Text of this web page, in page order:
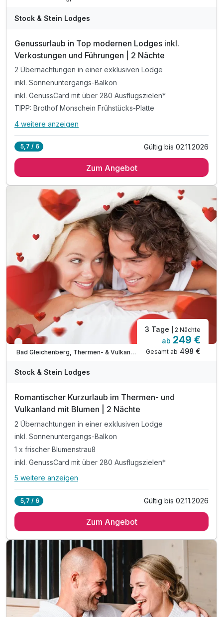
Stock & Stein Lodges
Genussurlaub in Top modernen Lodges inkl.
Verkostungen und Führungen | 2 Nächte
2 Übernachtungen in einer exklusiven Lodge
inkl. Sonnenuntergangs-Balkon
inkl. GenussCard mit über 280 Ausflugszielen*
TIPP: Brothof Monschein Frühstücks-Platte
Alle Inklusivleistungen
inkl. Sonnenuntergangs-Balkon
TIPP: Brothof Monschein Frühstücks-Platte
TIPP: Therme Bad Gleichenberg
TIPP: Brothof Monschein Frühstücks-Platte
TIPP: Saziani Stubn Straden
TIPP: Therme der Ruhe Bad Gleichenberg
4 weitere anzeigen
5,7 / 6 Gültig bis 02.11.2026
Zum Angebot
Nur noch bis Oktober
Bad Gleichenberg, Thermen- & Vulkanland Steiermark
3 Tage | 2 Nächte
ab 249 €
Gesamt ab 498 €
Stock & Stein Lodges
Romantischer Kurzurlaub im Thermen- und
Vulkanland mit Blumen | 2 Nächte
2 Übernachtungen in einer exklusiven Lodge
inkl. Sonnenuntergangs-Balkon
1 x frischer Blumenstrauß
inkl. GenussCard mit über 280 Ausflugszielen*
Alle Inklusivleistungen
inkl. Sonnenuntergangs-Balkon
inkl. GenussCard mit über 280 Ausflugszielen*
TIPP: Stock & Stein Wanderweg
TIPP: Brothof Monschein Frühstücks-Platte
TIPP: Einfach FiTZ in der Delikaterie
TIPP: LiebEck
TIPP: Therme der Ruhe Bad Gleichenberg
5 weitere anzeigen
5,7 / 6 Gültig bis 02.11.2026
Zum Angebot